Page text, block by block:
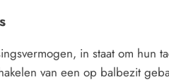
in staat om hun
van een op balbezit